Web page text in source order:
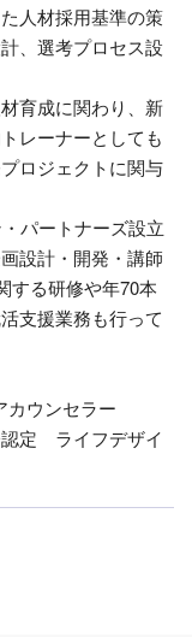
人材採用基準の策
、選考プロセス設
育成に関わり、新
レーナーとしても
ロジェクトに関与
パートナーズ設立
設計・開発・講師
する研修や年70本
支援業務も行って
カウンセラー
認定 ライフデザイ